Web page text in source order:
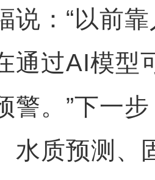
：“以前靠
通过AI模型
警。”下一
水质预测、